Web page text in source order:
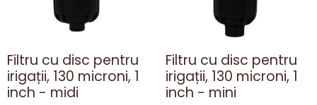
Filtru cu disc pentru
irigații, 130 microni, 1
inch - midi
Filtru cu disc pentru
irigații, 130 microni, 1
inch - mini